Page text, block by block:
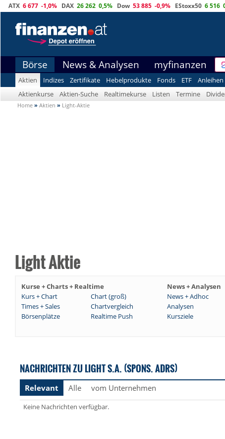
ATX 6 677 -1,0% DAX 26 262 0,5% Dow 53 885 -0,9% EStoxx50 6 516
Börse News & Analysen myfinanzen
Aktien Indizes Zertifikate Hebelprodukte Fonds ETF Anleihen
Aktienkurse
Aktien-Suche Realtimekurse Listen Termine
Home » Aktien » Light-Aktie
Light Aktie
Kurse + Charts + Realtime News + Analysen
Kurs + Chart
Chart (groß) News + Adhoc
Times + Sales
Chartvergleich Analysen
Börsenplätze
Realtime Push Kursziele
NACHRICHTEN ZU LIGHT S.A. (SPONS. ADRS)
Relevant Alle vom Unternehmen
Keine Nachrichten verfügbar.